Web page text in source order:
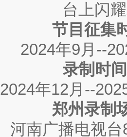
台上闪
节目征集
2024年9月--
录制时间
2024年12月--
郑州录制
河南广播电视台